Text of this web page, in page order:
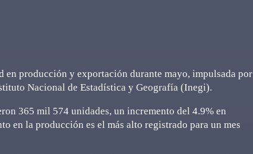
producción y exportación durante mayo, impulsada por
Nacional de Estadística y Geografía (Inegi).
365 mil 574 unidades, un incremento del 4.9% en
en la producción es el más alto registrado para un mes